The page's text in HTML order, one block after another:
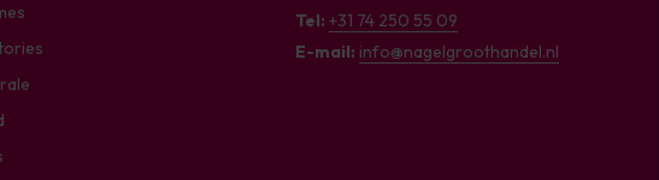
Tel: +31 74 250 55 09
E-mail: info@nagelgroothandel.nl